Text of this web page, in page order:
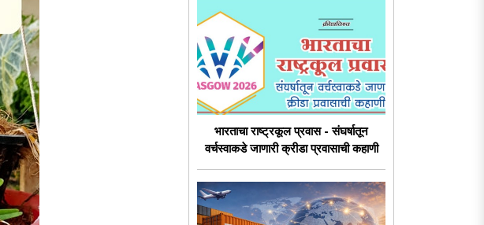
भारताचा राष्ट्रकूल प्रवास - संघर्षातून
वर्चस्वाकडे जाणारी क्रीडा प्रवासाची कहाणी